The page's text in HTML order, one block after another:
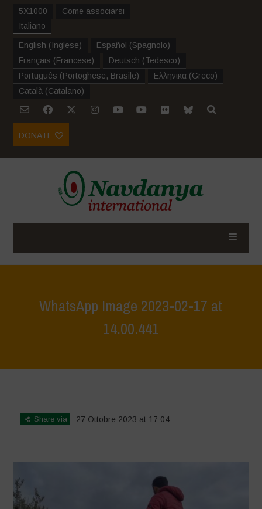
5X1000
Come associarsi
Italiano
English (Inglese) Español (Spagnolo)
Français (Francese) Deutsch (Tedesco)
Português (Portoghese, Brasile) Ελληνικα (Greco)
Català (Catalano)
DONATE
WhatsApp Image 2023-02-17 at
14.00.441
Share via 27 Ottobre 2023 at 17:04